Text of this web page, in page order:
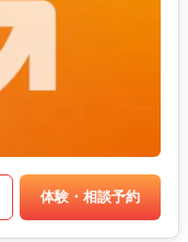
体験・相談予約